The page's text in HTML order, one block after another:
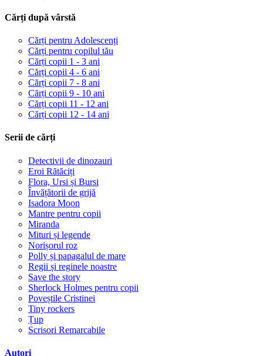
Cărți după vârstă
Cărți pentru Adolescenți
Cărți pentru copilul tău
Cărți copii 1 - 3 ani
Cărți copii 4 - 6 ani
Cărți copii 7 - 8 ani
Cărți copii 9 - 10 ani
Cărți copii 11 - 12 ani
Cărți copii 12 - 14 ani
Serii de cărți
Detectivii de dinozauri
Eroi Rătăciți
Flora, Ursi și Bursi
Învățătorii de grijă
Isadora Moon
Mantre pentru copii
Miranda
Mituri și legende
Norișorul roz
Polly și papagalul de mare
Regii și reginele noastre
Save the story
Sherlock Holmes pentru copii
Poveștile Cristinei
Tiny rockers
Țup
Scrisori Remarcabile
Autori